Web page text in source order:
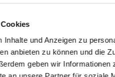
Inhalte und Anzeigen zu
anbieten zu können und die
geben wir Informationen
zu einer ordentlichen
sind in der Satzung
stattfinden. Die
oder als digitale oder